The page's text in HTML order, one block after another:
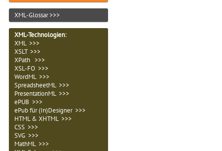
XML-Glossar >>>
XML-Technologien:
XML >>>
XSLT >>>
XPath >>>
XSL-FO >>>
WordML >>>
SpreadsheetML >>>
PresentationML >>>
ePUB >>>
ePub für (In)Designer >>>
HTML & XHTML >>>
CSS >>>
SVG >>>
MathML >>>